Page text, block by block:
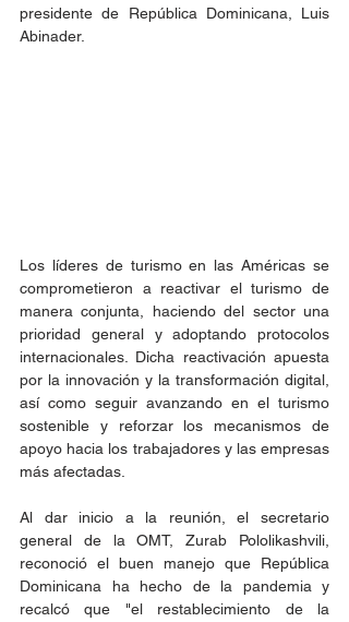
presidente de República Dominicana, Luis
Abinader.
Los líderes de turismo en las Américas se
comprometieron a reactivar el turismo de
manera conjunta, haciendo del sector una
prioridad general y adoptando protocolos
internacionales. Dicha reactivación apuesta
por la innovación y la transformación digital,
así como seguir avanzando en el turismo
sostenible y reforzar los mecanismos de
apoyo hacia los trabajadores y las empresas
más afectadas.
Al dar inicio a la reunión, el secretario
general de la OMT, Zurab Pololikashvili,
reconoció el buen manejo que República
Dominicana ha hecho de la pandemia y
recalcó que "el restablecimiento de la